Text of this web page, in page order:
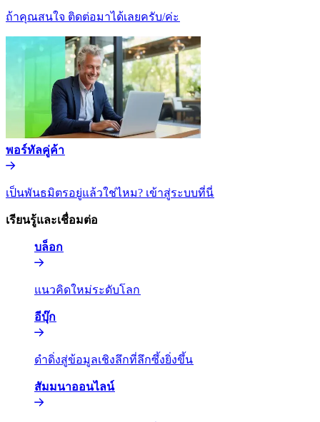
ถ้าคุณสนใจ ติดต่อมาได้เลยครับ/ค่ะ​​
พอร์ทัลคู่ค้า​​
เป็นพันธมิตรอยู่แล้วใช่ไหม? เข้าสู่ระบบที่นี่​​
เรียนรู้และเชื่อมต่อ​​
บล็อก​​
แนวคิดใหม่ระดับโลก​​
อีบุ๊ก​​
ดำดิ่งสู่ข้อมูลเชิงลึกที่ลึกซึ้งยิ่งขึ้น​​
สัมมนาออนไลน์​​